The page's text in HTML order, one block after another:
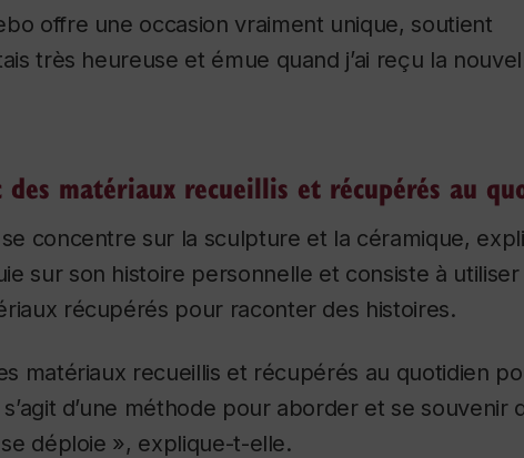
offre une occasion vraiment unique, soutient
très heureuse et émue quand j’ai reçu la
matériaux recueillis et récupérés au
se concentre sur la sculpture et la céramique,
sur son histoire personnelle et consiste à
récupérés pour raconter des histoires.
matériaux recueillis et récupérés au quotidien
d’une méthode pour aborder et se souvenir
déploie », explique-t-elle.